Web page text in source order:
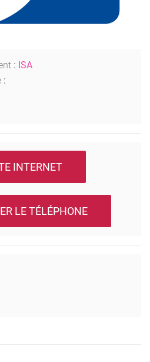
: ISA
:
INTERNET
LE TÉLÉPHONE